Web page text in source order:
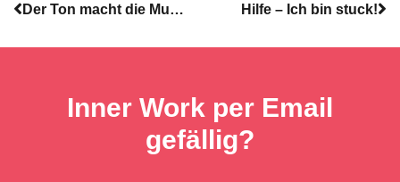
Der Ton macht die Musik. Was ist der Unterschied zwischen „über etwas sprechen“ und „aus sich sprechen“? Hilfe – Ich bin stuck!
Inner Work per Email
gefällig?